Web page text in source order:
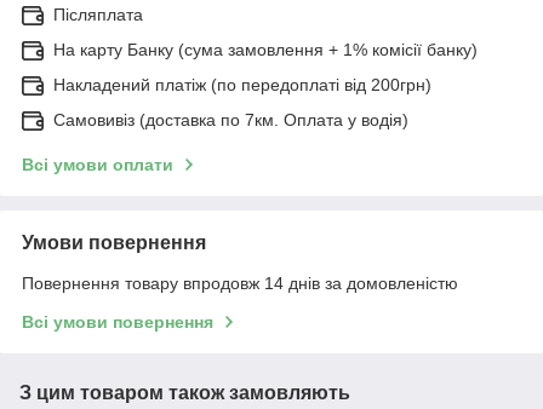
Післяплата
На карту Банку (сума замовлення + 1% комісії банку)
Накладений платіж (по передоплаті від 200грн)
Самовивіз (доставка по 7км. Оплата у водія)
Всі умови оплати
Умови повернення
Повернення товару впродовж 14 днів за домовленістю
Всі умови повернення
З цим товаром також замовляють